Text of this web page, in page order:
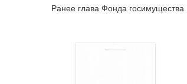
Ранее глава Фонда